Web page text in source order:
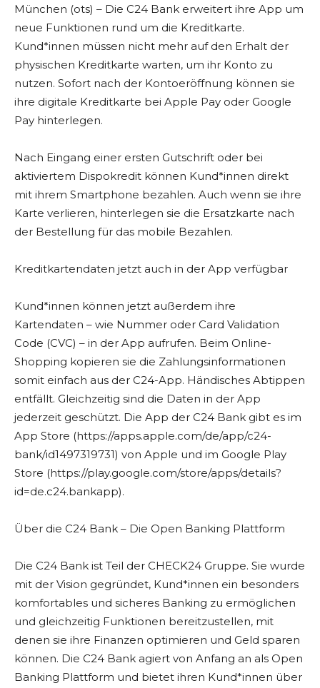
München (ots) – Die C24 Bank erweitert ihre App um
neue Funktionen rund um die Kreditkarte.
Kund*innen müssen nicht mehr auf den Erhalt der
physischen Kreditkarte warten, um ihr Konto zu
nutzen. Sofort nach der Kontoeröffnung können sie
ihre digitale Kreditkarte bei Apple Pay oder Google
Pay hinterlegen.
Nach Eingang einer ersten Gutschrift oder bei
aktiviertem Dispokredit können Kund*innen direkt
mit ihrem Smartphone bezahlen. Auch wenn sie ihre
Karte verlieren, hinterlegen sie die Ersatzkarte nach
der Bestellung für das mobile Bezahlen.
Kreditkartendaten jetzt auch in der App verfügbar
Kund*innen können jetzt außerdem ihre
Kartendaten – wie Nummer oder Card Validation
Code (CVC) – in der App aufrufen. Beim Online-
Shopping kopieren sie die Zahlungsinformationen
somit einfach aus der C24-App. Händisches Abtippen
entfällt. Gleichzeitig sind die Daten in der App
jederzeit geschützt. Die App der C24 Bank gibt es im
App Store (https://apps.apple.com/de/app/c24-
bank/id1497319731) von Apple und im Google Play
Store (https://play.google.com/store/apps/details?
id=de.c24.bankapp).
Über die C24 Bank – Die Open Banking Plattform
Die C24 Bank ist Teil der CHECK24 Gruppe. Sie wurde
mit der Vision gegründet, Kund*innen ein besonders
komfortables und sicheres Banking zu ermöglichen
und gleichzeitig Funktionen bereitzustellen, mit
denen sie ihre Finanzen optimieren und Geld sparen
können. Die C24 Bank agiert von Anfang an als Open
Banking Plattform und bietet ihren Kund*innen über